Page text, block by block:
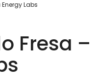
Labs
Fresa –